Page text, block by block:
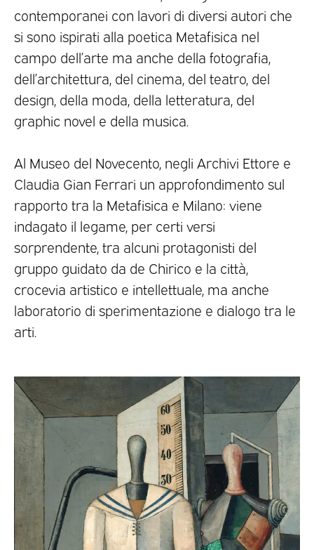
contemporanei con lavori di diversi autori che
si sono ispirati alla poetica Metafisica nel
campo dell’arte ma anche della fotografia,
dell’architettura, del cinema, del teatro, del
design, della moda, della letteratura, del
graphic novel e della musica.
Al Museo del Novecento, negli Archivi Ettore e
Claudia Gian Ferrari un approfondimento sul
rapporto tra la Metafisica e Milano: viene
indagato il legame, per certi versi
sorprendente, tra alcuni protagonisti del
gruppo guidato da de Chirico e la città,
crocevia artistico e intellettuale, ma anche
laboratorio di sperimentazione e dialogo tra le
arti.